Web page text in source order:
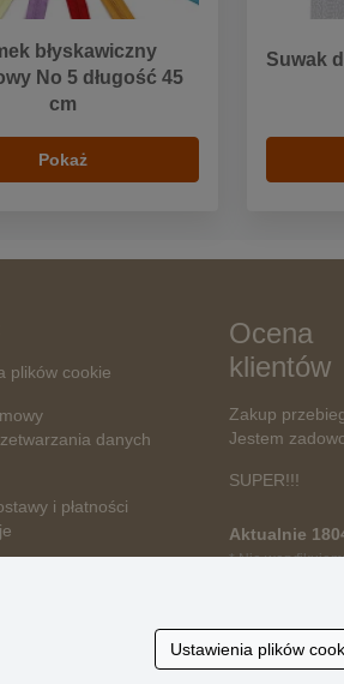
błyskawiczny
No 5 długość 45
cm
Pokaż
Suwak
plików cookie
danych
i płatności
Ocena
klientów
Zakup
Jestem
SUPER!!!
Aktualnie
* Nie
Ustawienia plików